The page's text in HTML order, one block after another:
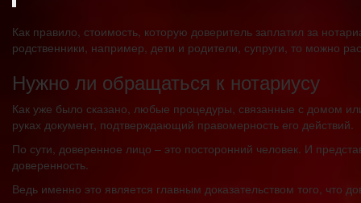
Как правило, стоимость, которую доверитель заплатил за
родственники, например, дети и родители, супруги, то можно
Нужно ли обращаться к нотариусу
Как уже было сказано, любые процедуры, связанные с домом
руках документ, подтверждающий правомерность его действий.
По сути, доверенное лицо – это посторонний человек. И
доверенность.
Ведь именно это является главным доказательством того,